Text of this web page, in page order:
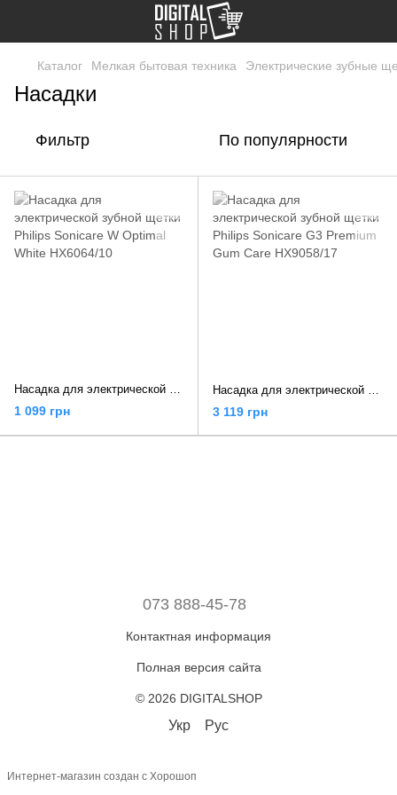
Каталог Мелкая бытовая техника Электрические зубные
Насадки
Фильтр По популярности
Насадка для электрической зубной щетки Philips Sonicare W Optimal White HX6064/10
1 099 грн
Насадка для электрической зубной щетки Philips Sonicare G3 Premium Gum Care HX9058/17
3 119 грн
073 888-45-78
Контактная информация
Полная версия сайта
© 2026 DIGITALSHOP
Укр Рус
Интернет-магазин создан с Хорошоп